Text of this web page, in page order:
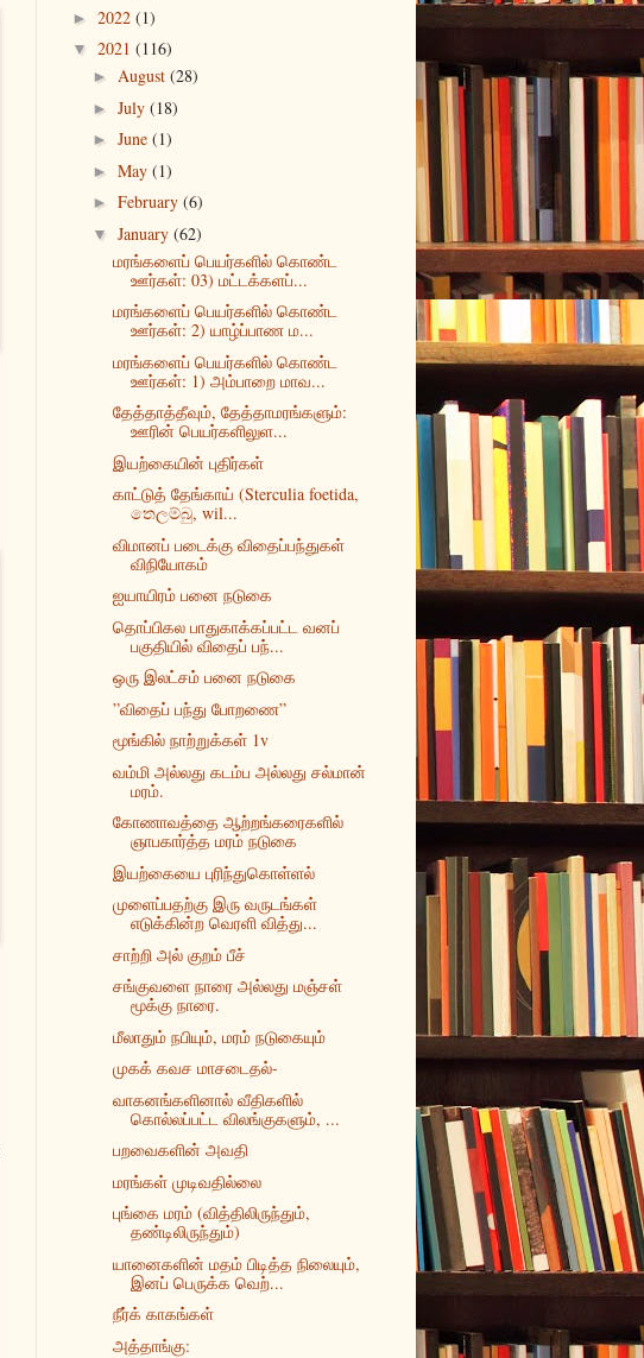
► 2022 (1)
▼ 2021 (116)
► August (28)
► July (18)
► June (1)
► May (1)
► February (6)
▼ January (62)
மரங்களைப் பெயர்களில் கொண்ட
ஊர்கள்: 03) மட்டக்களப்...
மரங்களைப் பெயர்களில் கொண்ட
ஊர்கள்: 2) யாழ்ப்பாண ம...
மரங்களைப் பெயர்களில் கொண்ட
ஊர்கள்: 1) அம்பாறை மாவ...
தேத்தாத்தீவும், தேத்தாமரங்களும்:
ஊரின் பெயர்களிலுள...
இயற்கையின் புதிர்கள்
காட்டுத் தேங்காய் (Sterculia foetida,
තෙලම්බු, wil...
விமானப் படைக்கு விதைப்பந்துகள்
விநியோகம்
ஐயாயிரம் பனை நடுகை
தொப்பிகல பாதுகாக்கப்பட்ட வனப்
பகுதியில் விதைப் பந்...
ஒரு இலட்சம் பனை நடுகை
”விதைப் பந்து போறணை”
மூங்கில் நாற்றுக்கள் 1v
வம்மி அல்லது கடம்ப அல்லது சல்மான்
மரம்.
கோணாவத்தை ஆற்றங்கரைகளில்
ஞாபகார்த்த மரம் நடுகை
இயற்கையை புரிந்துகொள்ளல்
முளைப்பதற்கு இரு வருடங்கள்
எடுக்கின்ற வெரளி வித்து...
சாற்றி அல் குறம் பீச்
சங்குவளை நாரை அல்லது மஞ்சள்
மூக்கு நாரை.
மீலாதும் நபியும், மரம் நடுகையும்
முகக் கவச மாசடைதல்-
வாகனங்களினால் வீதிகளில்
கொல்லப்பட்ட விலங்குகளும், ...
பறவைகளின் அவதி
மரங்கள் முடிவதில்லை
புங்கை மரம் (வித்திலிருந்தும்,
தண்டிலிருந்தும்)
யானைகளின் மதம் பிடித்த நிலையும்,
இனப் பெருக்க வெற்...
நீர்க் காகங்கள்
அத்தாங்கு: